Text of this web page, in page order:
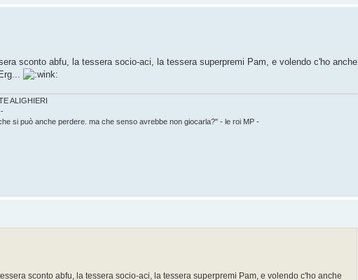
sconto abfu, la tessera socio-aci, la tessera superpremi Pam, e volendo c'ho anche
ALIGHIERI
si può anche perdere. ma che senso avrebbe non giocarla?" - le roi MP -
sconto abfu, la tessera socio-aci, la tessera superpremi Pam, e volendo c'ho anche